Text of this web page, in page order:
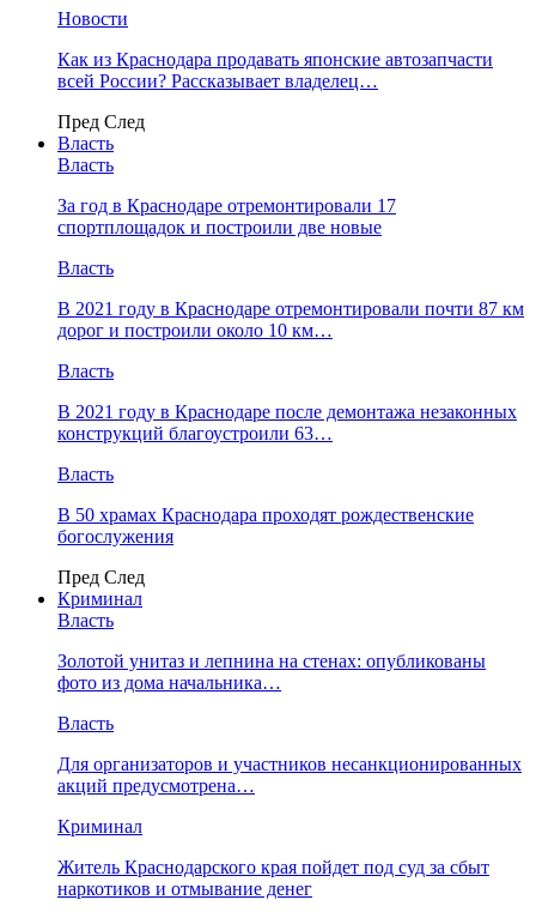
Новости
Как из Краснодара продавать японские автозапчасти
всей России? Рассказывает владелец…
Пред След
Власть
Власть
За год в Краснодаре отремонтировали 17
спортплощадок и построили две новые
Власть
В 2021 году в Краснодаре отремонтировали почти 87 км
дорог и построили около 10 км…
Власть
В 2021 году в Краснодаре после демонтажа незаконных
конструкций благоустроили 63…
Власть
В 50 храмах Краснодара проходят рождественские
богослужения
Пред След
Криминал
Власть
​Золотой унитаз и лепнина на стенах: опубликованы
фото из дома начальника…
Власть
Для организаторов и участников несанкционированных
акций предусмотрена…
Криминал
Житель Краснодарского края пойдет под суд за сбыт
наркотиков и отмывание денег